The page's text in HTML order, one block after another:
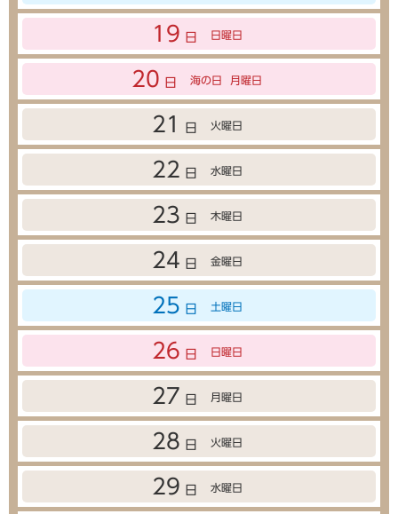
19 日 日曜日
20 日 海の日 月曜日
21 日 火曜日
22 日 水曜日
23 日 木曜日
24 日 金曜日
25 日 土曜日
26 日 日曜日
27 日 月曜日
28 日 火曜日
29 日 水曜日